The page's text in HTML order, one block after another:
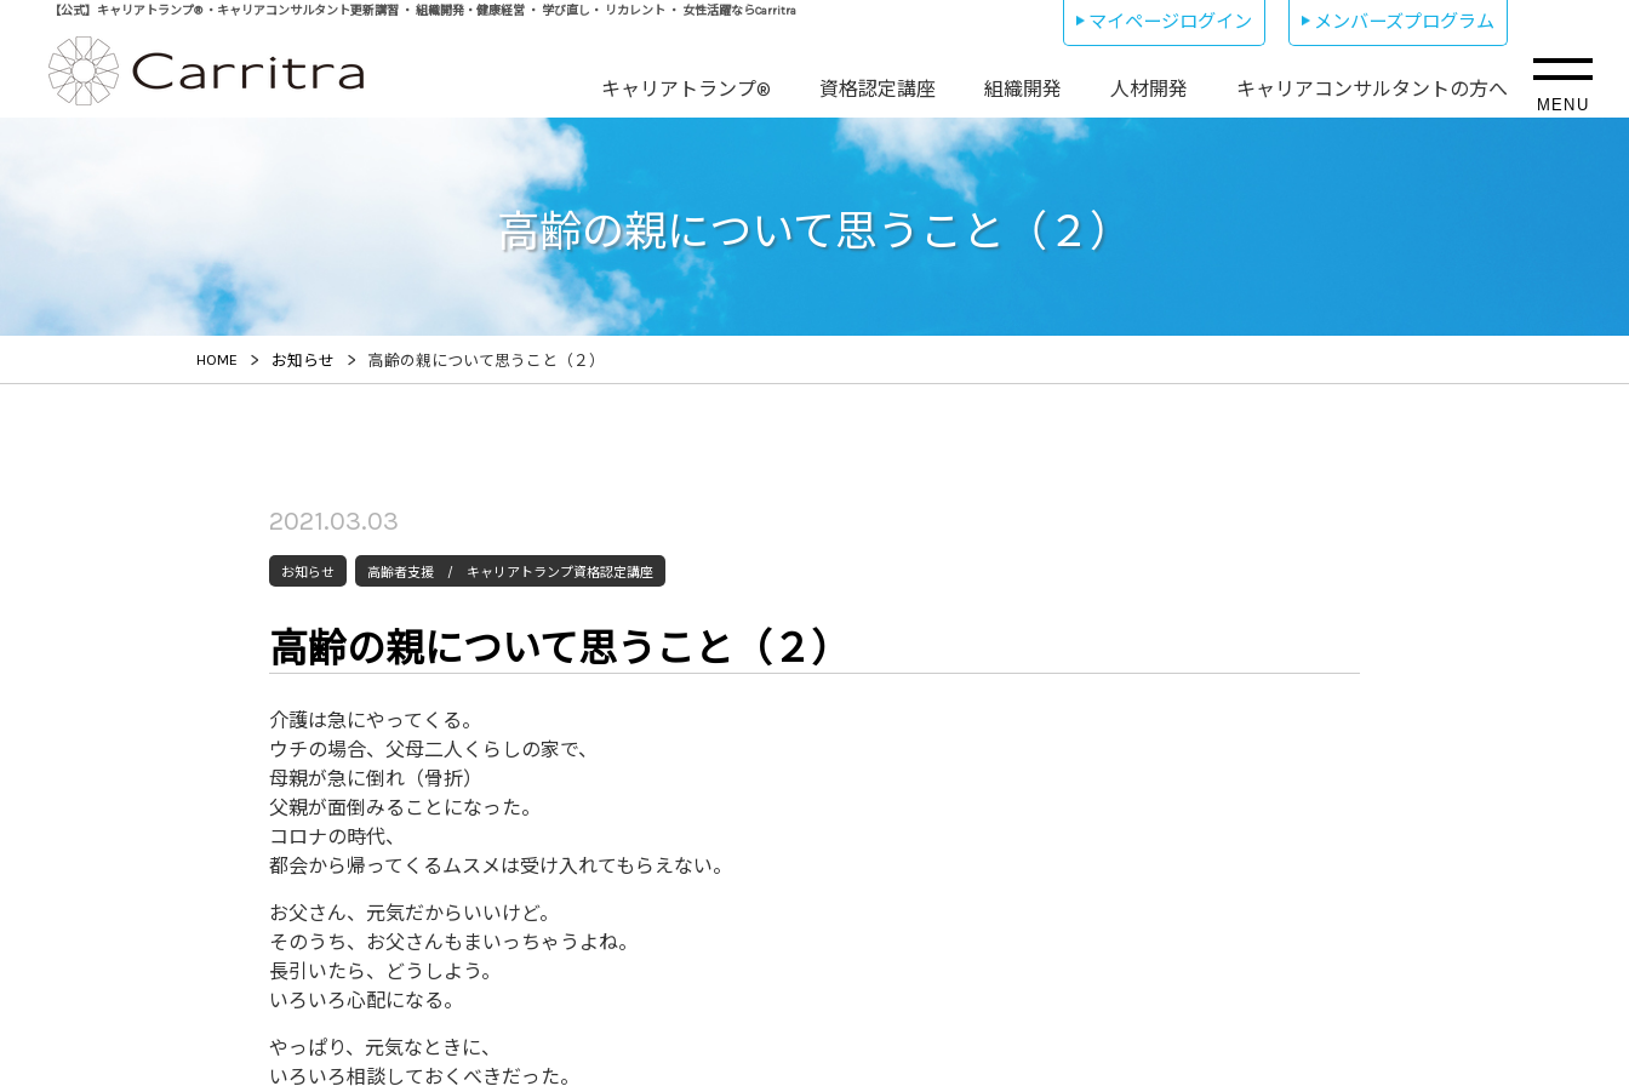
【公式】キャリアトランプ® ・キャリアコンサルタント更新講習 ・ 組織開発・健康経営 ・ 学び直し・ リカレント ・ 女性活躍ならCarritra マイページログイン メンバーズプログラム
キャリアトランプ® 資格認定講座 組織開発 人材開発 キャリアコンサルタントの方へ
MENU
高齢の親について思うこと（２）
HOME > お知らせ > 高齢の親について思うこと（２）
2021.03.03
お知らせ 高齢者支援 / キャリアトランプ資格認定講座
高齢の親について思うこと（２）
介護は急にやってくる。
ウチの場合、父母二人くらしの家で、
母親が急に倒れ（骨折）
父親が面倒みることになった。
コロナの時代、
都会から帰ってくるムスメは受け入れてもらえない。
お父さん、元気だからいいけど。
そのうち、お父さんもまいっちゃうよね。
長引いたら、どうしよう。
いろいろ心配になる。
やっぱり、元気なときに、
いろいろ相談しておくべきだった。